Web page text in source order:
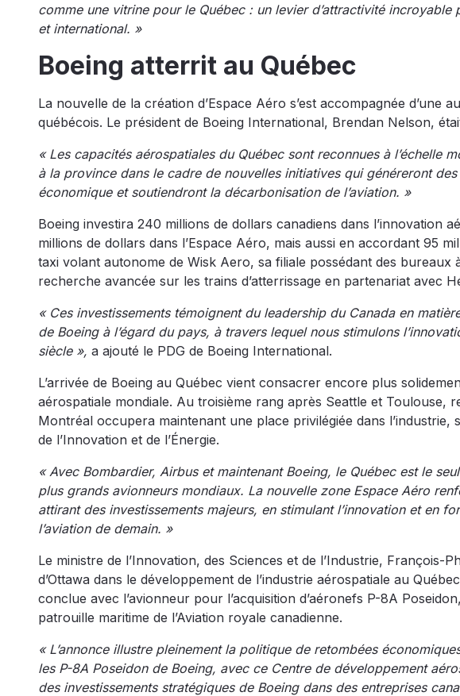
comme une vitrine pour le Québec : un levier d’attractivité
et international. »
Boeing atterrit au Québec
La nouvelle de la création d’Espace Aéro s’est accompagnée d’une
québécois. Le président de Boeing International, Brendan Nelson,
« Les capacités aérospatiales du Québec sont reconnues à l’échelle
à la province dans le cadre de nouvelles initiatives qui généreront
économique et soutiendront la décarbonisation de l’aviation. »
Boeing investira 240 millions de dollars canadiens dans l’innovation
millions de dollars dans l’Espace Aéro, mais aussi en accordant 95
taxi volant autonome de Wisk Aero, sa filiale possédant des
recherche avancée sur les trains d’atterrissage en partenariat avec
« Ces investissements témoignent du leadership du Canada en
de Boeing à l’égard du pays, à travers lequel nous stimulons
siècle », a ajouté le PDG de Boeing International.
L’arrivée de Boeing au Québec vient consacrer encore plus
aérospatiale mondiale. Au troisième rang après Seattle et Toulouse,
Montréal occupera maintenant une place privilégiée dans l’industrie,
de l’Innovation et de l’Énergie.
« Avec Bombardier, Airbus et maintenant Boeing, le Québec est le
plus grands avionneurs mondiaux. La nouvelle zone Espace Aéro
attirant des investissements majeurs, en stimulant l’innovation et en
l’aviation de demain. »
Le ministre de l’Innovation, des Sciences et de l’Industrie, François-
d’Ottawa dans le développement de l’industrie aérospatiale au
conclue avec l’avionneur pour l’acquisition d’aéronefs P-8A
patrouille maritime de l’Aviation royale canadienne.
« L’annonce illustre pleinement la politique de retombées
les P-8A Poseidon de Boeing, avec ce Centre de développement
des investissements stratégiques de Boeing dans des entreprises